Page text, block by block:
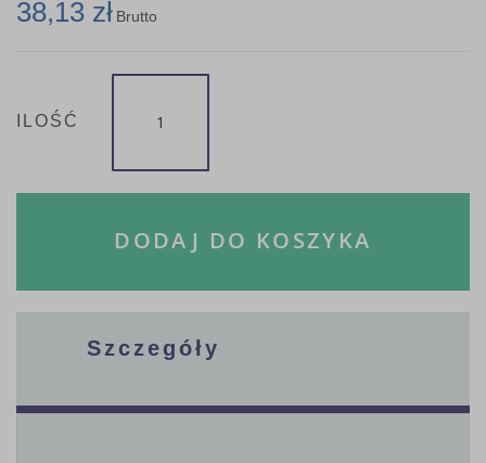
38,13 zł Brutto
ILOŚĆ
DODAJ DO KOSZYKA
Szczegóły